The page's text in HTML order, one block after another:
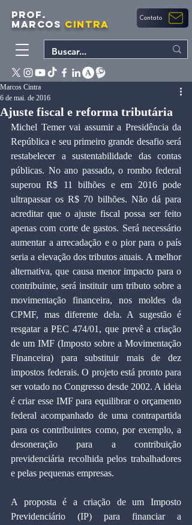
PROF.
MARCOS CINTRA Contato
Ajuste fiscal e reforma tributária
Marcos Cintra
6 de mai. de 2016
Michel Temer vai assumir a Presidência da
República e seu primeiro grande desafio será
restabelecer a sustentabilidade das contas
públicas. No ano passado, o rombo federal
superou R$ 11 bilhões e em 2016 pode
ultrapassar os R$ 70 bilhões. Não dá para
acreditar que o ajuste fiscal possa ser feito
apenas com corte de gastos. Será necessário
aumentar a arrecadação e o pior para o país
seria a elevação dos tributos atuais. A melhor
alternativa, que causa menor impacto para o
contribuinte, será instituir um tributo sobre a
movimentação financeira, nos moldes da
CPMF, mas diferente dela. A sugestão é
resgatar a PEC 474/01, que prevê a criação
de um IMF (Imposto sobre a Movimentação
Financeira) para substituir mais de dez
impostos federais. O projeto está pronto para
ser votado no Congresso desde 2002. A ideia
é criar esse IMF para equilibrar o orçamento
federal acompanhado de uma contrapartida
para os contribuintes como, por exemplo, a
desoneração para a contribuição
previdenciária recolhida pelos trabalhadores
e pelas pequenas empresas.
A proposta é a criação de um Imposto
Previdenciário (IP) para financiar a